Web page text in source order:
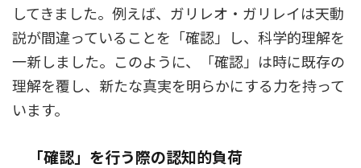
してきました。例えば、ガリレオ・ガリレイは天動
説が間違っていることを「確認」し、科学的理解を
一新しました。このように、「確認」は時に既存の
理解を覆し、新たな真実を明らかにする力を持って
います。
「確認」を行う際の認知的負荷